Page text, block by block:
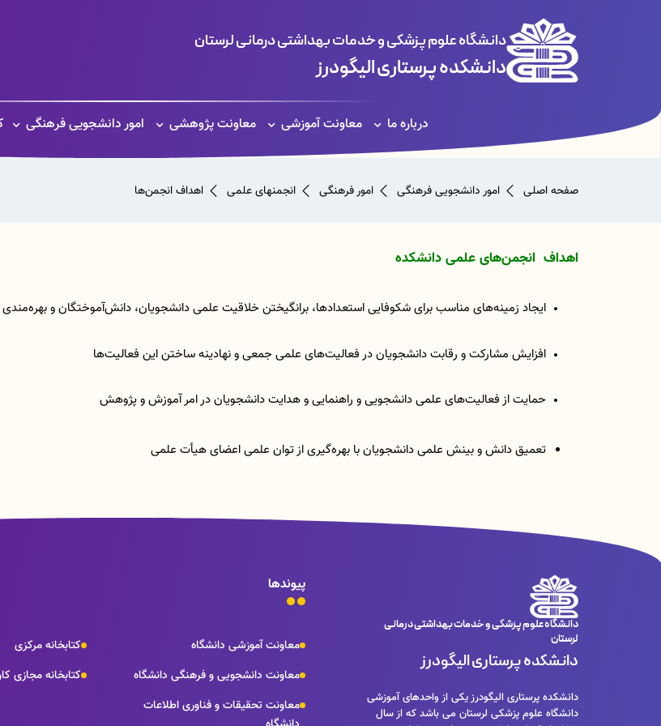
دانشگاه علوم پزشکی و خدمات بهداشتی درمانی لرستان
دانشکده پرستاری الیگودرز
درباره ما معاونت آموزشی معاونت پژوهشی امور دانشجویی فرهنگی
صفحه اصلی امور دانشجویی فرهنگی امور فرهنگی انجمن‎های علمی اهداف انجمن‌ها
اهداف انجمن‌های علمی دانشکده
ایجاد زمینه‌های مناسب برای شکوفایی استعدادها، برانگیختن خلاقیت علمی دانشجویان، دانش‌آموختگان و
افزایش مشارکت و رقابت دانشجویان در فعالیت‌های علمی جمعی و نهادینه ساختن این فعالیت‌ها
حمایت از فعالیت‌های علمی دانشجویی و راهنمایی و هدایت دانشجویان در امر آموزش و پژوهش
تعمیق دانش و بینش علمی دانشجویان با بهره‌گیری از توان علمی اعضای هیأت علمی
دانشگاه علوم پزشکی و خدمات بهداشتی درمانی
لرستان
دانشکده پرستاری الیگودرز
دانشکده پرستاری الیگودرز یکی از واحدهای آموزشی
دانشگاه علوم پزشکی لرستان می باشد که از سال
پیوندها
معاونت آموزشی دانشگاه
کتابخانه مرکزی
معاونت دانشجویی و فرهنگی دانشگاه
کتابخانه
معاونت تحقیقات و فناوری اطلاعات